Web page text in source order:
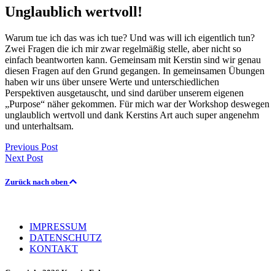
Skip
to
Unglaublich wertvoll!
Warum tue ich das was ich tue? Und was will ich eigentlich tun?
Zwei Fragen die ich mir zwar regelmäßig stelle, aber nicht so
einfach beantworten kann. Gemeinsam mit Kerstin sind wir genau
diesen Fragen auf den Grund gegangen. In gemeinsamen Übungen
haben wir uns über unsere Werte und unterschiedlichen
Perspektiven ausgetauscht, und sind darüber unserem eigenen
„Purpose“ näher gekommen. Für mich war der Workshop deswegen
unglaublich wertvoll und dank Kerstins Art auch super angenehm
und unterhaltsam.
Beitragsnavigation
Previous Post
Next Post
Zurück nach oben
IMPRESSUM
DATENSCHUTZ
KONTAKT